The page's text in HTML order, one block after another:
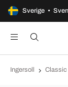
Sverige •
100 dagars öppet
Ingersoll Classic